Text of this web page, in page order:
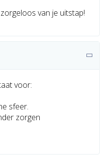
van je uitstap!
voor:
sfeer.
zorgen